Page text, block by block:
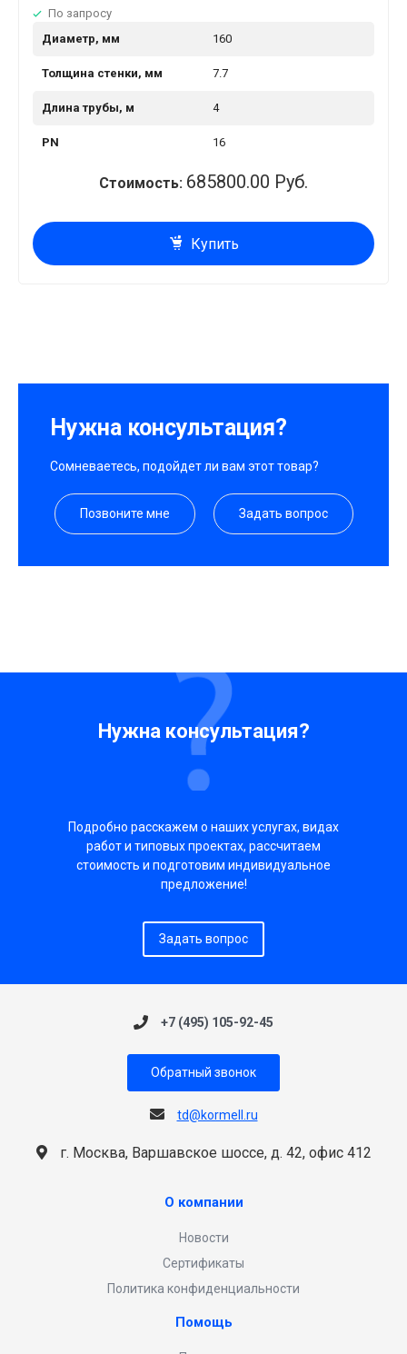
По запросу
Диаметр, мм
160
Толщина стенки, мм 7.7
Длина трубы, м 4
PN 16
Стоимость: 685800.00 Руб.
Купить
Нужна консультация?
Сомневаетесь, подойдет ли вам этот товар?
Позвоните мне Задать вопрос
Нужна консультация?
Подробно расскажем о наших услугах, видах
работ и типовых проектах, рассчитаем
стоимость и подготовим индивидуальное
предложение!
Задать вопрос
+7 (495) 105-92-45
Обратный звонок
td@kormell.ru
г. Москва, Варшавское шоссе, д. 42, офис 412
О компании
Новости
Сертификаты
Политика конфиденциальности
Помощь